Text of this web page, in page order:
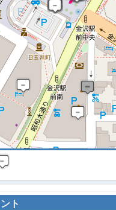
マップを検索、表示中
ト